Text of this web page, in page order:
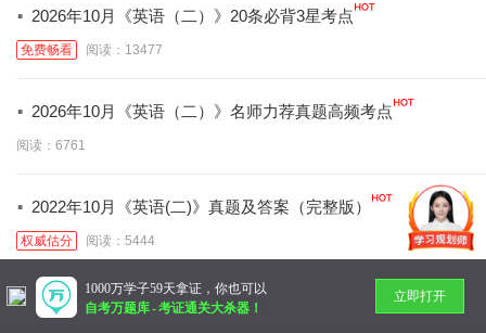
· 2026年10月《英语（二）》20条必背3星考点
免费畅看 阅读：13477
· 2026年10月《英语（二）》名师力荐真题高频考点
阅读：6761
· 2022年10月《英语(二)》真题及答案（完整版）
权威估分 阅读：5444
暂无更多
1000万学子59天拿证，你也可以
自考万题库-考证通关大杀器！
立即打开